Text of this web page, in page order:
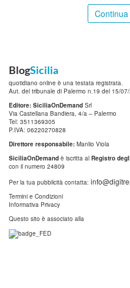
BlogSicilia
quotidiano online è una testata registrata.
Aut. del tribunale di Palermo n.19 del 15/
Editore: SiciliaOnDemand Srl
Via Castellana Bandiera, 4/a – Palermo
Tel: 3511369305
P.IVA: 06220270828
Direttore responsabile: Manlio Viola
SiciliaOnDemand è iscritta al Registro
con il numero 24809
Per la tua pubblicità contatta:
Termini e Condizioni
Informativa Privacy
Questo sito è associato alla